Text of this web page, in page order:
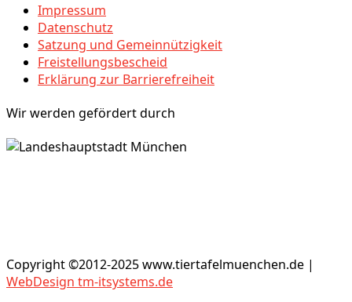
Impressum
Datenschutz
Satzung und Gemeinnützigkeit
Freistellungsbescheid
Erklärung zur Barrierefreiheit
Wir werden gefördert durch
Copyright ©2012-2025 www.tiertafelmuenchen.de |
WebDesign tm-itsystems.de